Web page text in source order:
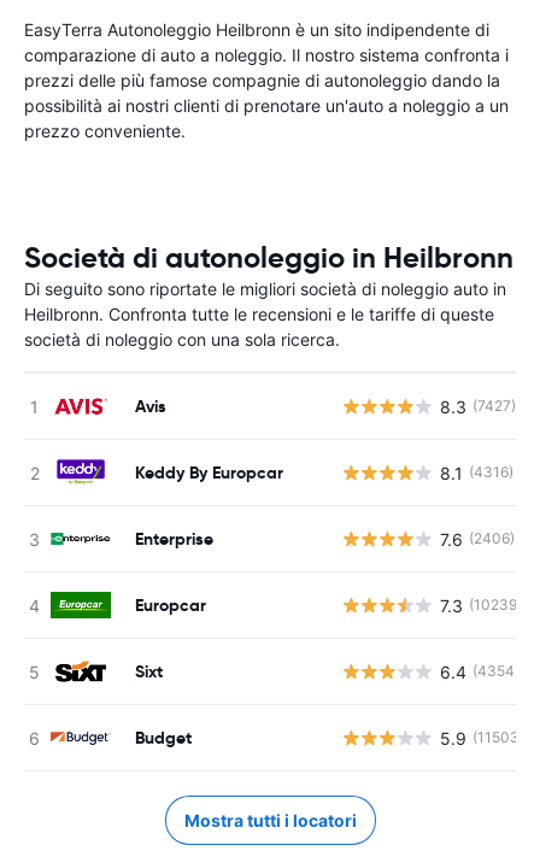
EasyTerra Autonoleggio Heilbronn è un sito indipendente di
comparazione di auto a noleggio. Il nostro sistema confronta i
prezzi delle più famose compagnie di autonoleggio dando la
possibilità ai nostri clienti di prenotare un'auto a noleggio a un
prezzo conveniente.
Società di autonoleggio in Heilbronn
Di seguito sono riportate le migliori società di noleggio auto in
Heilbronn. Confronta tutte le recensioni e le tariffe di queste
società di noleggio con una sola ricerca.
Avis 8.3 (7427)
Keddy By Europcar 8.1 (4316)
Enterprise 7.6 (2406)
Europcar 7.3 (10239)
Sixt 6.4 (4354)
Budget 5.9 (11503)
Mostra tutti i locatori